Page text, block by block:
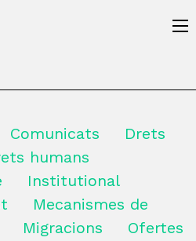
Comunicats
Drets
humans
Institutional
Mecanismes de
Migracions
Ofertes